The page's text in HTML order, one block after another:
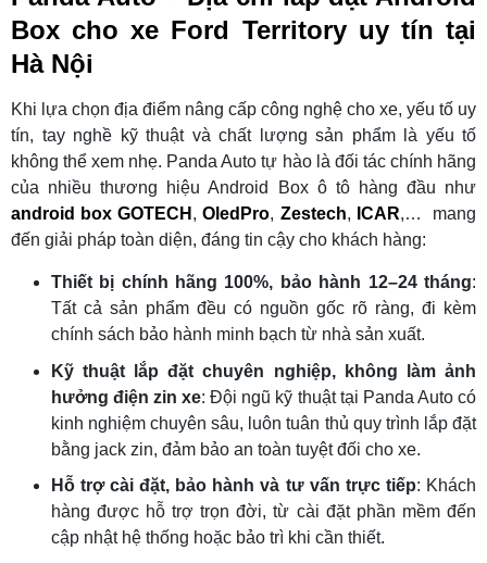
Box cho xe Ford Territory uy tín tại
Hà Nội
Khi lựa chọn địa điểm nâng cấp công nghệ cho xe, yếu tố uy
tín, tay nghề kỹ thuật và chất lượng sản phẩm là yếu tố
không thể xem nhẹ. Panda Auto tự hào là đối tác chính hãng
của nhiều thương hiệu Android Box ô tô hàng đầu như
android box GOTECH ,OledPro, Zestech, ICAR,… mang
đến giải pháp toàn diện, đáng tin cậy cho khách hàng:
Thiết bị chính hãng 100%, bảo hành 12–24 tháng:
Tất cả sản phẩm đều có nguồn gốc rõ ràng, đi kèm
chính sách bảo hành minh bạch từ nhà sản xuất.
Kỹ thuật lắp đặt chuyên nghiệp, không làm ảnh
hưởng điện zin xe: Đội ngũ kỹ thuật tại Panda Auto có
kinh nghiệm chuyên sâu, luôn tuân thủ quy trình lắp đặt
bằng jack zin, đảm bảo an toàn tuyệt đối cho xe.
Hỗ trợ cài đặt, bảo hành và tư vấn trực tiếp: Khách
hàng được hỗ trợ trọn đời, từ cài đặt phần mềm đến
cập nhật hệ thống hoặc bảo trì khi cần thiết.